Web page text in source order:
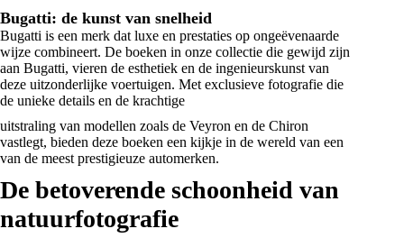
Bugatti: de kunst van snelheid
Bugatti is een merk dat luxe en prestaties op ongeëvenaarde
wijze combineert. De boeken in onze collectie die gewijd zijn
aan Bugatti, vieren de esthetiek en de ingenieurskunst van
deze uitzonderlijke voertuigen. Met exclusieve fotografie die
de unieke details en de krachtige
uitstraling van modellen zoals de Veyron en de Chiron
vastlegt, bieden deze boeken een kijkje in de wereld van een
van de meest prestigieuze automerken.
De betoverende schoonheid van
natuurfotografie